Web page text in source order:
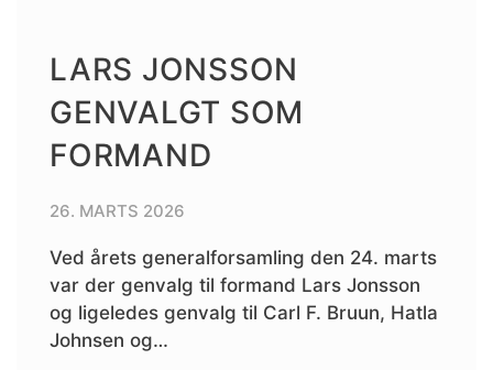
LARS JONSSON
GENVALGT SOM
FORMAND
26. MARTS 2026
Ved årets generalforsamling den 24. marts
var der genvalg til formand Lars Jonsson
og ligeledes genvalg til Carl F. Bruun, Hatla
Johnsen og…